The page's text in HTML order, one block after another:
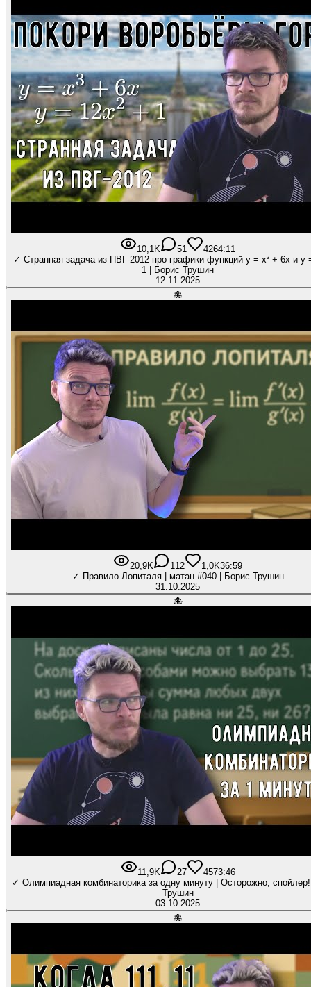
10,1K 51 4264:11
✓ Странная задача из ПВГ-2012 про графики функций y = x³ + 6x и y
1 | Борис Трушин
12.11.2025
🐙
20,9K 112 1,0K36:59
✓ Правило Лопиталя | матан #040 | Борис Трушин
31.10.2025
🐙
11,9K 27 4573:46
✓ Олимпиадная комбинаторика за одну минуту | Осторожно,
Трушин
03.10.2025
🐙